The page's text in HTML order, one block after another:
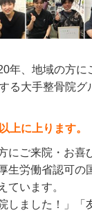
年、地域の方に
る大手整骨院グ
上に上ります。
にご来院・お喜
生労働省認可の
ています。
しました！」「